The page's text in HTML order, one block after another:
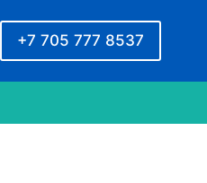
+7 705 777 8537